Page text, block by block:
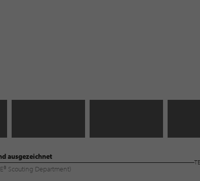
ausgezeichnet
Scouting Department)